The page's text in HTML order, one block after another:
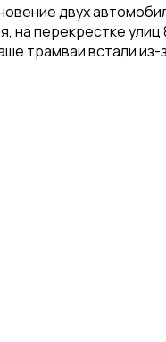
двух
на перекрестке
трамваи встали